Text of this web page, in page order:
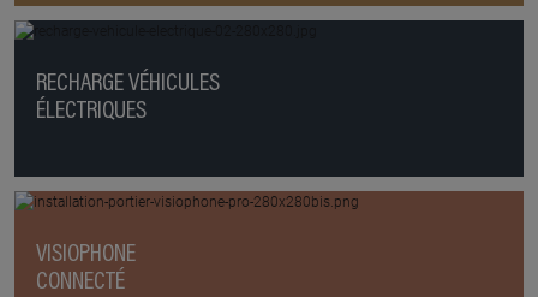
RECHARGE VÉHICULES
ÉLECTRIQUES
VISIOPHONE
CONNECTÉ